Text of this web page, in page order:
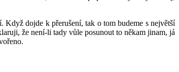
Když dojde k přerušení, tak o tom budeme s největší
že není-li tady vůle posunout to někam jinam, já